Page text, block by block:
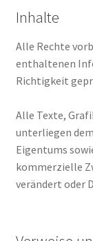
Inhalte
Alle Rechte
enthaltenen
Richtigkeit
Alle Texte,
unterliegen
Eigentums
kommerzielle
verändert oder